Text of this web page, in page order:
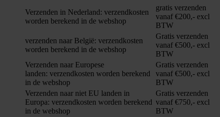
Verzenden in Nederland: verzendkosten
worden berekend in de webshop
gratis verzenden
vanaf €200,- excl
BTW
verzenden naar België: verzendkosten
worden berekend in de webshop
Gratis verzenden
vanaf €500,- excl
BTW
Verzenden naar Europese
landen: verzendkosten worden berekend
in de webshop
Gratis verzenden
vanaf €500,- excl
BTW
Verzenden naar niet EU landen in
Europa: verzendkosten worden berekend
in de webshop
Gratis verzenden
vanaf €750,- excl
BTW